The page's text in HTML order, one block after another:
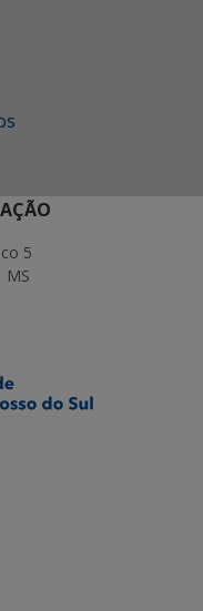
5
MS